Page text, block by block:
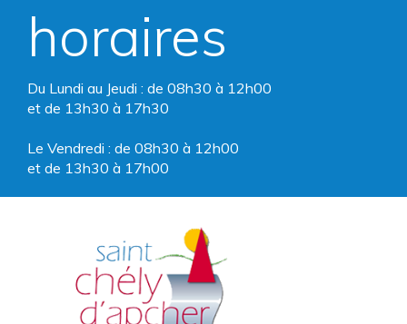
horaires
Du Lundi au Jeudi : de 08h30 à 12h00
et de 13h30 à 17h30
Le Vendredi : de 08h30 à 12h00
et de 13h30 à 17h00